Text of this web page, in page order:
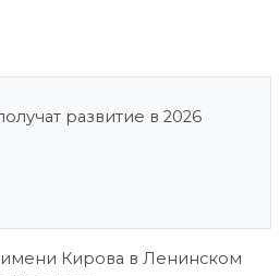
развитие в 2026
Кирова в Ленинском